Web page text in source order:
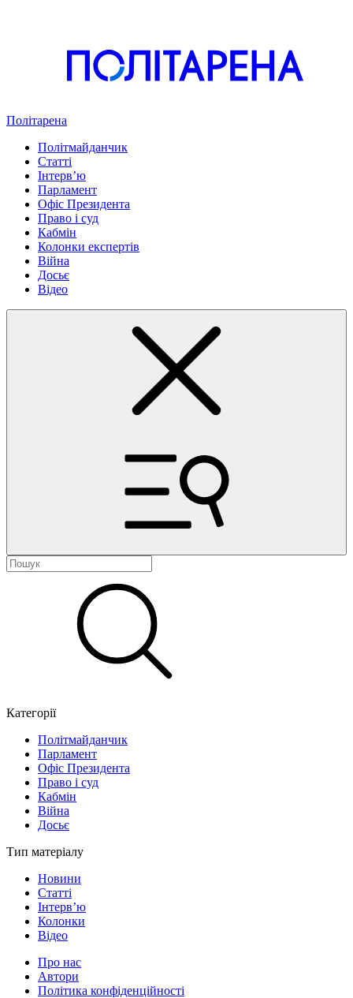
Політарена
Політмайданчик
Статті
Інтервʼю
Парламент
Офіс Президента
Право і суд
Кабмін
Колонки експертів
Війна
Досьє
Відео
Категорії
Політмайданчик
Парламент
Офіс Президента
Право і суд
Кабмін
Війна
Досьє
Тип матеріалу
Новини
Статті
Інтерв’ю
Колонки
Відео
Про нас
Автори
Політика конфіденційності